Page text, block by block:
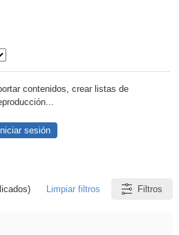
contenidos, crear listas de
Iniciar sesión
Limpiar filtros Filtros